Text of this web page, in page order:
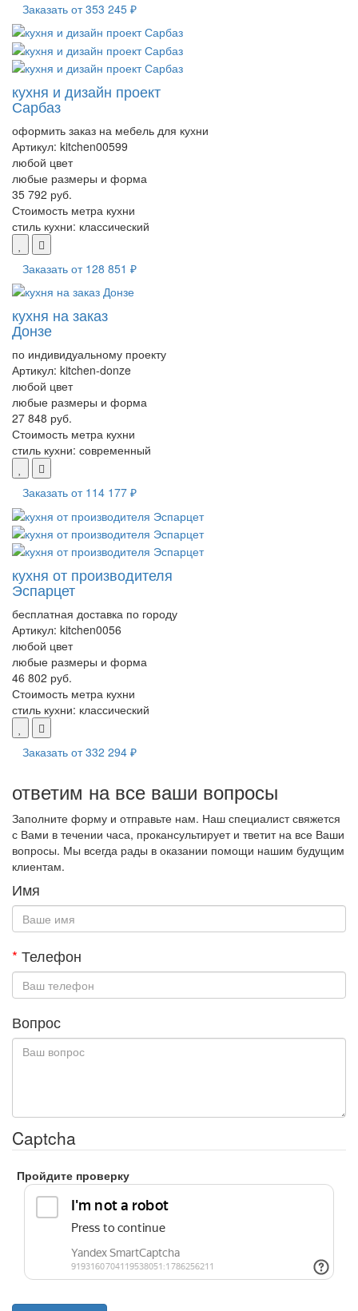
Заказать от353 245 ₽
кухня и дизайн проект
Сарбаз
оформить заказ на мебель для кухни
Артикул: kitchen00599
любой цвет
любые размеры и форма
35 792 руб.
Стоимость метра кухни
стиль кухни: классический
Заказать от 128 851 ₽
кухня на заказ
Донзе
по индивидуальному проекту
Артикул: kitchen-donze
любой цвет
любые размеры и форма
27 848 руб.
Стоимость метра кухни
стиль кухни: современный
Заказать от 114 177 ₽
кухня от производителя
Эспарцет
бесплатная доставка по городу
Артикул: kitchen0056
любой цвет
любые размеры и форма
46 802 руб.
Стоимость метра кухни
стиль кухни: классический
Заказать от332 294 ₽
ответим на все ваши вопросы
Заполните форму и отправьте нам. Наш специалист свяжется
с Вами в течении часа, прокансультирует и тветит на все Ваши
вопросы. Мы всегда рады в оказании помощи нашим будущим
клиентам.
Имя
* Телефон
Вопрос
Captcha
Пройдите проверку